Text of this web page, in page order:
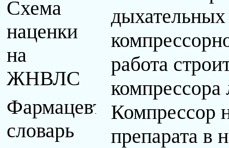
Схема
наценки
на
ЖНВЛС
Фармацевтический
словарь
работа
компрессора
Компрессор
препарата в